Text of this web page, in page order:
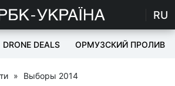
RU
DRONE DEALS ОРМУЗСКИЙ ПРОЛИВ
» Выборы 2014